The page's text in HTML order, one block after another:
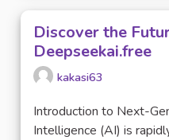
Discover the
Deepseekai.free
kakasi63
Introduction to Next-
Intelligence (AI) is